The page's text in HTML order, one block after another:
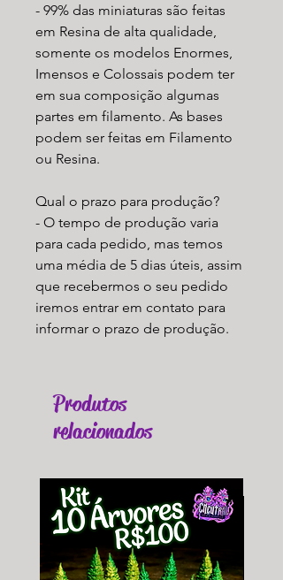
- 99% das miniaturas são feitas
em Resina de alta qualidade,
somente os modelos Enormes,
Imensos e Colossais podem ter
em sua composição algumas
partes em filamento. As bases
podem ser feitas em Filamento
ou Resina.
Qual o prazo para produção?
- O tempo de produção varia
para cada pedido, mas temos
uma média de 5 dias úteis, assim
que recebermos o seu pedido
iremos entrar em contato para
informar o prazo de produção.
Produtos
relacionados